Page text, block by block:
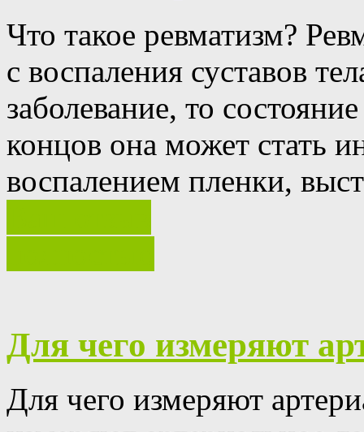
Что такое ревматизм?
с воспаления суставов
заболевание, то
концов она может стать
воспалением пленки,
Для чего измеряют
Для чего измеряют